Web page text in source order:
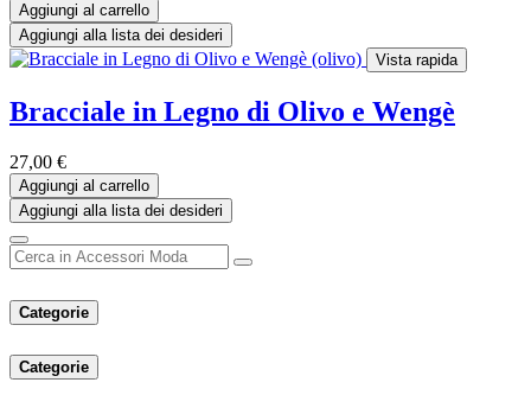
Aggiungi al carrello
Aggiungi alla lista dei desideri
Vista rapida
Bracciale in Legno di Olivo e Wengè
27,00 €
Aggiungi al carrello
Aggiungi alla lista dei desideri
Categorie
Categorie